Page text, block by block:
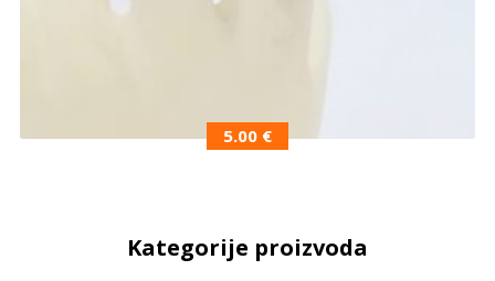
5.00 €
Kategorije proizvoda